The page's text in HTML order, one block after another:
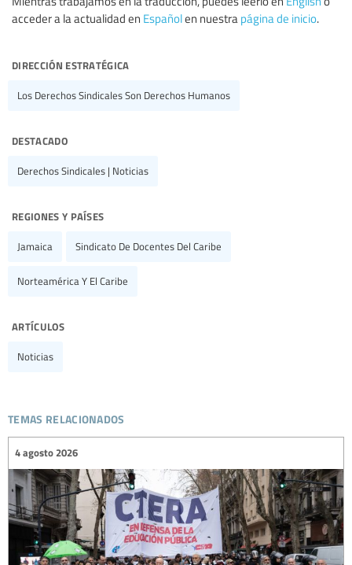
acceder a la actualidad en Españolen nuestra página de inicio.
dirección estratégica
Los Derechos Sindicales Son Derechos Humanos
destacado
Derechos Sindicales | Noticias
regiones y países
Jamaica Sindicato De Docentes Del Caribe
Norteamérica Y El Caribe
artículos
Noticias
temas relacionados
4 agosto 2026